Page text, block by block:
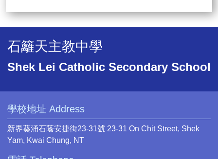
石籬天主教中學
Shek Lei Catholic Secondary School
學校地址 Address
新界葵涌石蔭安捷街23-31號 23-31 On Chit Street, Shek
Yam, Kwai Chung, NT